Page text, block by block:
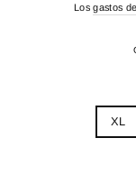
Losgastos
XL